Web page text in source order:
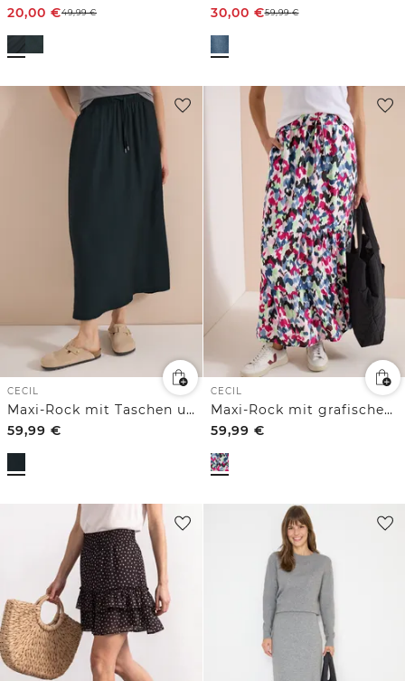
20,00 €49,99€
30,00 €59,99€
CECIL
Maxi-Rock mit Taschen und Struktur
59,99 €
CECIL
Maxi-Rock mit grafischem Muster
59,99 €